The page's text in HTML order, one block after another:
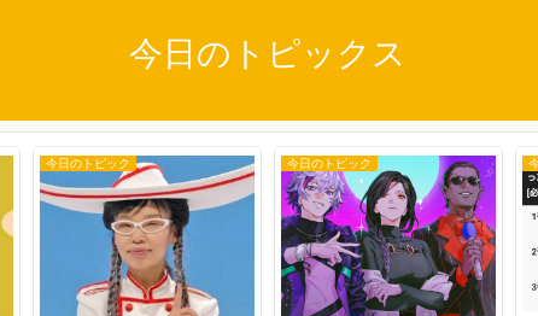
今日のトピックス
今日のトピック 今日のトピック